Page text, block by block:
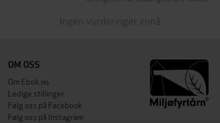
Ingen vurderinger ennå
OM OSS
Om Ebok.no
Ledige stillinger
Følg oss på Facebook
Følg oss på Instagram